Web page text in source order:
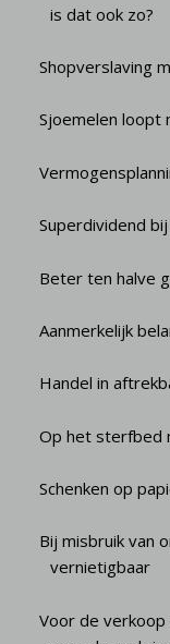
is dat ook zo?
Shopverslaving
Sjoemelen loopt
Superdividend
Beter ten halve
Aanmerkelijk
Handel in
Op het sterfbed
Schenken op
Bij misbruik van
vernietigbaar
Voor de